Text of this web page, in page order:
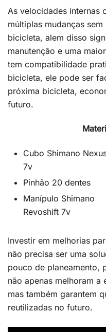
As velocidades internas
múltiplas mudanças
bicicleta, alem disso
manutenção e uma
tem compatibilidade
bicicleta, ele pode ser
próxima bicicleta,
futuro.
Cubo Shimano
7v
Pinhão 20 dentes
Manípulo Shimano
Revoshift 7v
Investir em melhorias
não precisa ser uma
pouco de planeamento,
não apenas melhoram
mas também garantem
reutilizadas no futuro.